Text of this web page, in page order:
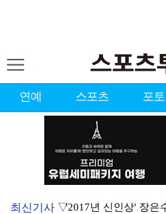
연예 스포츠 포토
'2017년 신인상' 장은
최신기사 ▽